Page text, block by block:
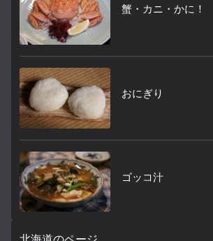
蟹・カニ・かに！
おにぎり
ゴッコ汁